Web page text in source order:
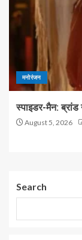
मनोरंजन
स्पाइडर-मैन: ब्रांड
August 5, 2026
Search